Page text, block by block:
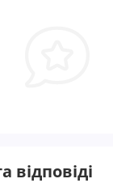
відповіді